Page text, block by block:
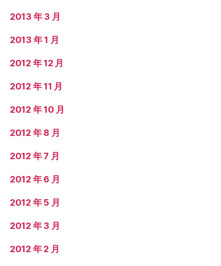
2013 年 3 月
2013 年 1 月
2012 年 12 月
2012 年 11 月
2012 年 10 月
2012 年 8 月
2012 年 7 月
2012 年 6 月
2012 年 5 月
2012 年 3 月
2012 年 2 月